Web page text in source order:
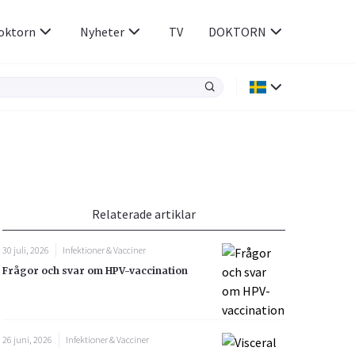
Rökavvänjning
Rörelseapparaten
Sex & Samliv
Sömn & Stress
Nyheter TV DOKTORN
Relaterade artiklar
30 juli, 2026
Infektioner & Vacciner
Frågor och svar om HPV-vaccination
26 juni, 2026
Infektioner & Vacciner